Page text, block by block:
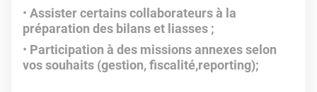
Assister certains collaborateurs à la
préparation des bilans et liasses ;
Participation à des missions annexes selon
vos souhaits (gestion, fiscalité,reporting);